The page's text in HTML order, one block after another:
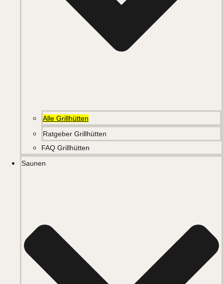
Alle Grillhütten
Ratgeber Grillhütten
FAQ Grillhütten
Saunen